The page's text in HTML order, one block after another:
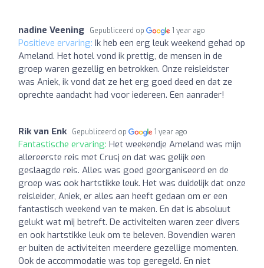
nadine Veening Gepubliceerd op 1 year ago
Positieve ervaring: Ik heb een erg leuk weekend gehad op
Ameland. Het hotel vond ik prettig, de mensen in de
groep waren gezellig en betrokken. Onze reisleidster
was Aniek, ik vond dat ze het erg goed deed en dat ze
oprechte aandacht had voor iedereen. Een aanrader!
Rik van Enk Gepubliceerd op 1 year ago
Fantastische ervaring: Het weekendje Ameland was mijn
allereerste reis met Crusj en dat was gelijk een
geslaagde reis. Alles was goed georganiseerd en de
groep was ook hartstikke leuk. Het was duidelijk dat onze
reisleider, Aniek, er alles aan heeft gedaan om er een
fantastisch weekend van te maken. En dat is absoluut
gelukt wat mij betreft. De activiteiten waren zeer divers
en ook hartstikke leuk om te beleven. Bovendien waren
er buiten de activiteiten meerdere gezellige momenten.
Ook de accommodatie was top geregeld. En niet